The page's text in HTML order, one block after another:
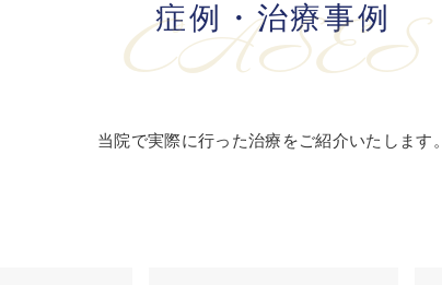
症例・治療事例
CASES
当院で実際に行った治療をご紹介いたします。